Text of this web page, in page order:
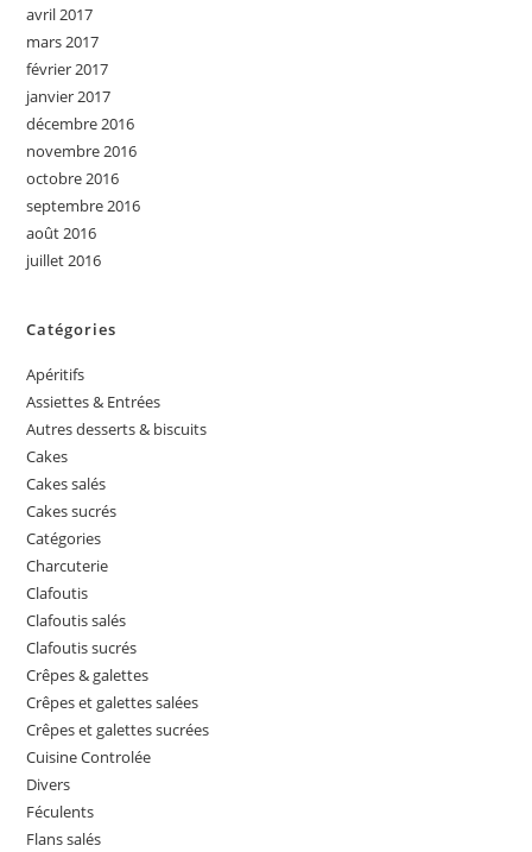
avril 2017
mars 2017
février 2017
janvier 2017
décembre 2016
novembre 2016
octobre 2016
septembre 2016
août 2016
juillet 2016
Catégories
Apéritifs
Assiettes & Entrées
Autres desserts & biscuits
Cakes
Cakes salés
Cakes sucrés
Catégories
Charcuterie
Clafoutis
Clafoutis salés
Clafoutis sucrés
Crêpes & galettes
Crêpes et galettes salées
Crêpes et galettes sucrées
Cuisine Controlée
Divers
Féculents
Flans salés